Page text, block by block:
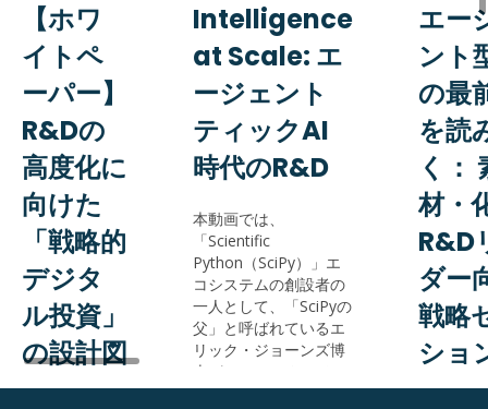
【ホワ
イトペ
ーパー】
R&Dの
高度化に
向けた
「戦略的
デジタ
ル投資」
の設計図
2026
Intelligence
at Scale: エ
ージェント
ティックAI
時代のR&D
本動画では、
「Scientific
Python（SciPy）」エ
コシステムの創設者の
一人として、「SciPyの
父」と呼ばれているエ
リック・ジョーンズ博
士が、R&Dにおけるエ
ージェンティックAIを
エー
ント
の最
を読
く：
材・
R&D
ダー
戦略
ショ